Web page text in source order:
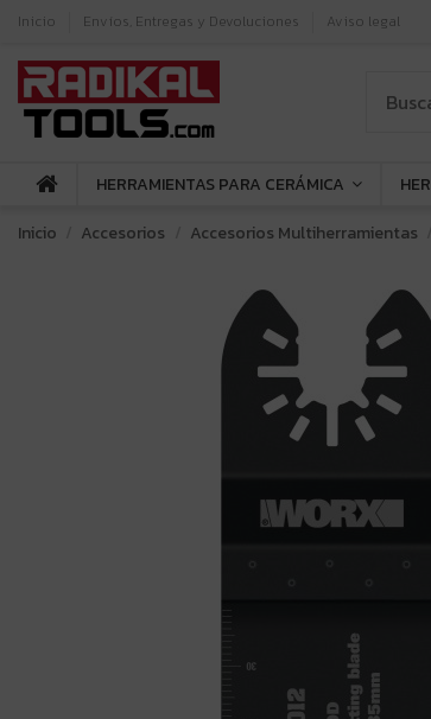
Inicio Envíos, Entregas y Devoluciones Aviso legal
HERRAMIENTAS PARA CERÁMICA
Inicio
Accesorios Accesorios Multiherramientas